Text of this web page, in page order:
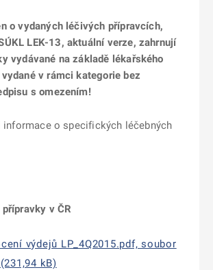
o vydaných léčivých přípravcích,
LEK-13, aktuální verze, zahrnují
vydávané na základě lékařského
v rámci kategorie bez
s omezením!
informace o specifických léčebných
v ČR
výdejů LP_4Q2015.pdf, soubor
kB)